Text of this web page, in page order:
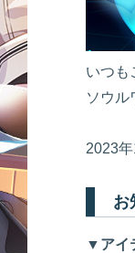
いつも
ソウル
2023
お
▼アイ